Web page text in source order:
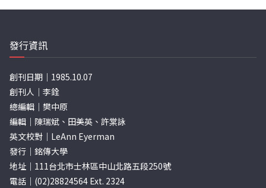
發行資訊
創刊日期｜1985.10.07
創刊人｜李銓
總編輯｜樊中原
編輯｜陳瑞斌、田美英、許棠詠
英文校對｜LeAnn Eyerman
發行｜銘傳大學
地址｜111台北市士林區中山北路五段250號
電話｜(02)28824564 Ext. 2324